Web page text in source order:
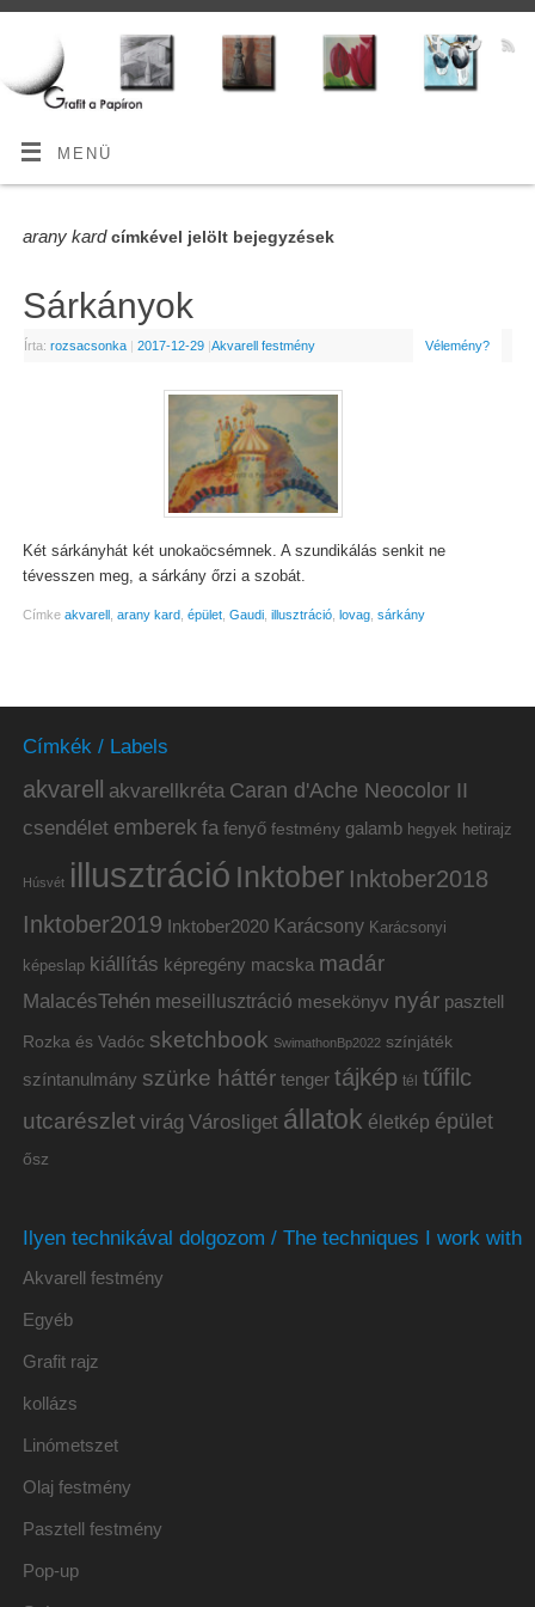
MENÜ
arany kardcímkével jelölt bejegyzések
Sárkányok
Írta: rozsacsonka | 2017-12-29 |Akvarell festmény Vélemény?
Két sárkányhát két unokaöcsémnek. A szundikálás senkit ne
tévesszen meg, a sárkány őrzi a szobát.
Címke akvarell , arany kard, épület, Gaudi, illusztráció, lovag, sárkány
Címkék / Labels
akvarell akvarellkréta Caran d'Ache Neocolor II
csendélet emberek fa fenyő festmény galamb hegyek hetirajz
Húsvét illusztráció Inktober Inktober2018
Inktober2019 Inktober2020 Karácsony Karácsonyi
képeslap kiállítás képregény macska madár
MalacésTehén meseillusztráció mesekönyv nyár pasztell
Rozka és Vadóc sketchbook SwimathonBp2022 színjáték
színtanulmány szürke háttér tenger tájkép tél tűfilc
utcarészlet virág Városliget állatok életkép épület
ősz
Ilyen technikával dolgozom / The techniques I work with
Akvarell festmény
Egyéb
Grafit rajz
kollázs
Linómetszet
Olaj festmény
Pasztell festmény
Pop-up